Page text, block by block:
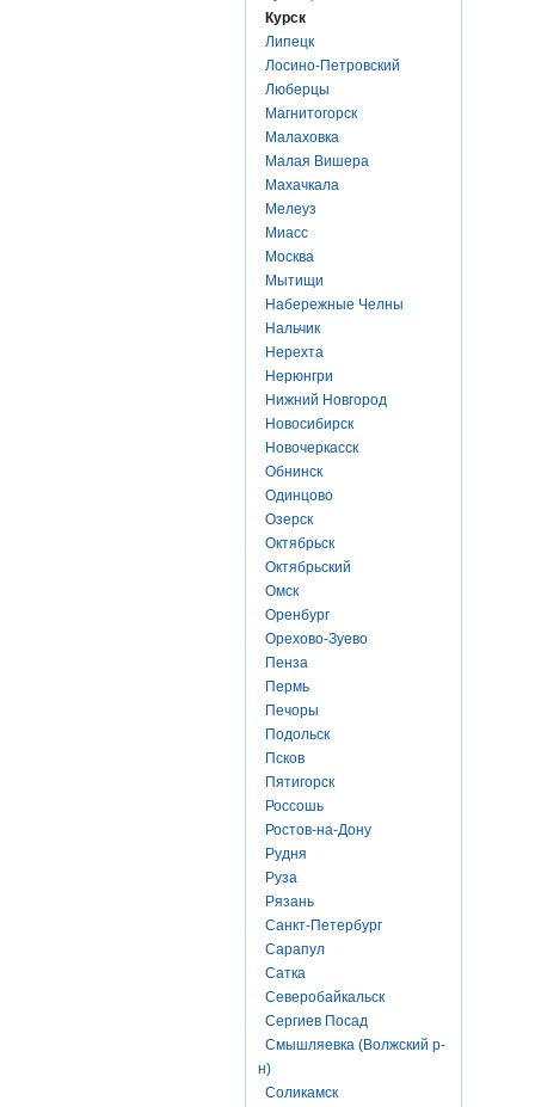
Курск
Липецк
Лосино-Петровский
Люберцы
Магнитогорск
Малаховка
Малая Вишера
Махачкала
Мелеуз
Миасс
Москва
Мытищи
Набережные Челны
Нальчик
Нерехта
Нерюнгри
Нижний Новгород
Новосибирск
Новочеркасск
Обнинск
Одинцово
Озерск
Октябрьск
Октябрьский
Омск
Оренбург
Орехово-Зуево
Пенза
Пермь
Печоры
Подольск
Псков
Пятигорск
Россошь
Ростов-на-Дону
Рудня
Руза
Рязань
Санкт-Петербург
Сарапул
Сатка
Северобайкальск
Сергиев Посад
Смышляевка (Волжский р-
н)
Соликамск